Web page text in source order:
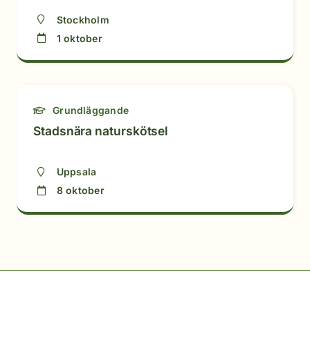
Stockholm
1 oktober
Grundläggande
Stadsnära naturskötsel
Uppsala
8 oktober